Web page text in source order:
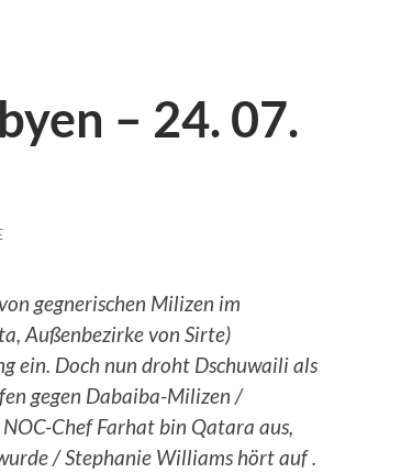
– 24. 07.
gegnerischen Milizen im
Außenbezirke von Sirte)
ein. Doch nun droht Dschuwaili als
gegen Dabaiba-Milizen /
Chef Farhat bin Qatara aus,
/Stephanie Williams hört auf .